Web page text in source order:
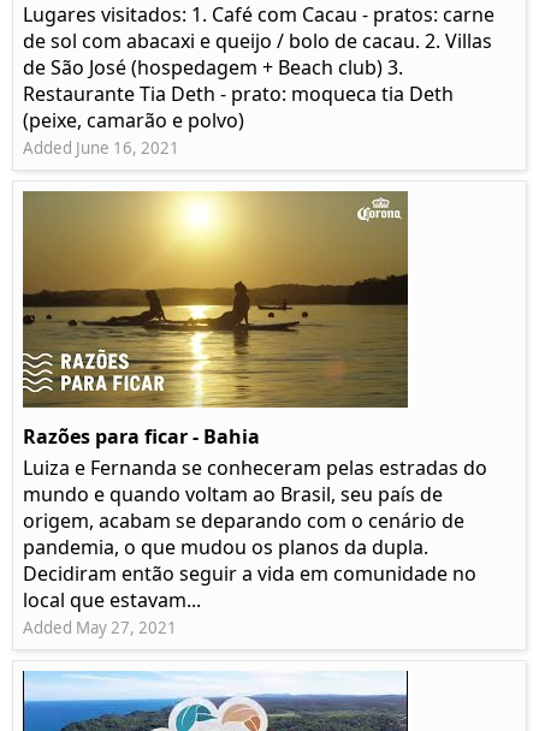
Lugares visitados: 1. Café com Cacau - pratos: carne
de sol com abacaxi e queijo / bolo de cacau. 2. Villas
de São José (hospedagem + Beach club) 3.
Restaurante Tia Deth - prato: moqueca tia Deth
(peixe, camarão e polvo)
Added June 16, 2021
Razões para ficar - Bahia
Luiza e Fernanda se conheceram pelas estradas do
mundo e quando voltam ao Brasil, seu país de
origem, acabam se deparando com o cenário de
pandemia, o que mudou os planos da dupla.
Decidiram então seguir a vida em comunidade no
local que estavam...
Added May 27, 2021